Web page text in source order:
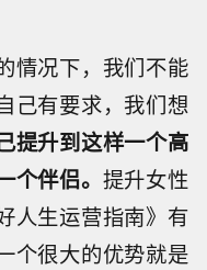
情况下，我们不能
己有要求，我们想
提升到这样一个高
伴侣。 提升女性
人生运营指南》有
个很大的优势就是